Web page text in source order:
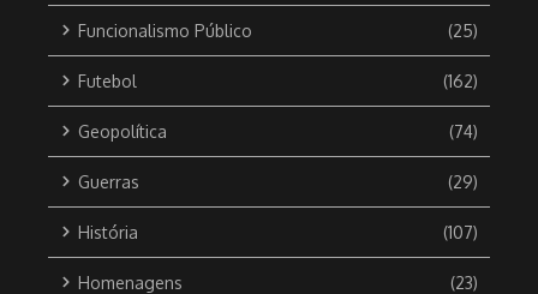
Funcionalismo Público (25)
Futebol (162)
Geopolítica (74)
Guerras (29)
História (107)
Homenagens (23)